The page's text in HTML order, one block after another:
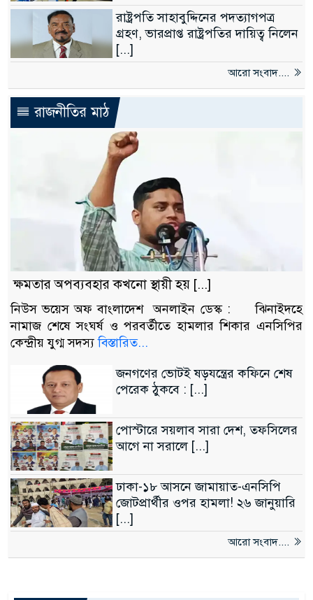
রাষ্ট্রপতি সাহাবুদ্দিনের পদত্যাগপত্র
গ্রহণ, ভারপ্রাপ্ত রাষ্ট্রপতির দায়িত্ব নিলেন
[...]
আরো সংবাদ....
রাজনীতির মাঠ
ক্ষমতার অপব্যবহার কখনো স্থায়ী হয় [...]
নিউস ভয়েস অফ বাংলাদেশ অনলাইন ডেস্ক : ঝিনাইদহে
নামাজ শেষে সংঘর্ষ ও পরবর্তীতে হামলার শিকার এনসিপির
কেন্দ্রীয় যুগ্ম সদস্যবিস্তারিত...
জনগণের ভোটই ষড়যন্ত্রের কফিনে শেষ
পেরেক ঠুকবে : [...]
পোস্টারে সয়লাব সারা দেশ, তফসিলের
আগে না সরালে [...]
ঢাকা-১৮ আসনে জামায়াত-এনসিপি
জোটপ্রার্থীর ওপর হামলা! ২৬ জানুয়ারি
[...]
আরো সংবাদ....